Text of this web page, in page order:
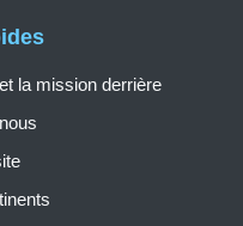
la mission derrière